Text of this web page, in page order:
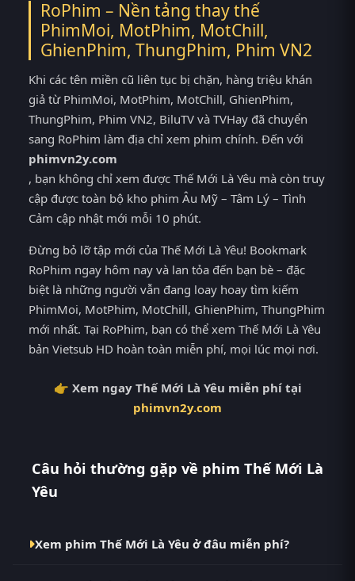
RoPhim – Nền tảng thay thế
PhimMoi, MotPhim, MotChill,
GhienPhim, ThungPhim, Phim VN2
Khi các tên miền cũ liên tục bị chặn, hàng triệu khán
giả từ PhimMoi, MotPhim, MotChill, GhienPhim,
ThungPhim, Phim VN2, BiluTV và TVHay đã chuyển
sang RoPhim làm địa chỉ xem phim chính. Đến với
phimvn2y.com
, bạn không chỉ xem được Thế Mới Là Yêu mà còn truy
cập được toàn bộ kho phim Âu Mỹ – Tâm Lý – Tình
Cảm cập nhật mới mỗi 10 phút.
Đừng bỏ lỡ tập mới của Thế Mới Là Yêu! Bookmark
RoPhim ngay hôm nay và lan tỏa đến bạn bè – đặc
biệt là những người vẫn đang loay hoay tìm kiếm
PhimMoi, MotPhim, MotChill, GhienPhim, ThungPhim
mới nhất. Tại RoPhim, bạn có thể xem Thế Mới Là Yêu
bản Vietsub HD hoàn toàn miễn phí, mọi lúc mọi nơi.
👉 Xem ngay Thế Mới Là Yêu miễn phí tại
phimvn2y.com
Câu hỏi thường gặp về phim Thế Mới Là
Yêu
Xem phim Thế Mới Là Yêu ở đâu miễn phí?